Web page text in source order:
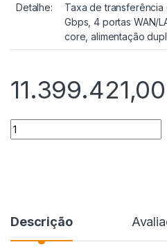
Detalhe:
Taxa de transferência
Gbps, 4 portas WAN/
core, alimentação
11.399.421,00
Quantidade
Descrição